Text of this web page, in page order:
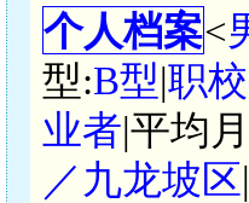
个人档案<
型:B型|职
业者|平均
／九龙坡区